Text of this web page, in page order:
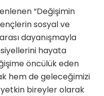
“Değişimin
sosyal ve
dayanışmayla
hayata
öncülük eden
hem de geleceğimizi
bireyler olarak